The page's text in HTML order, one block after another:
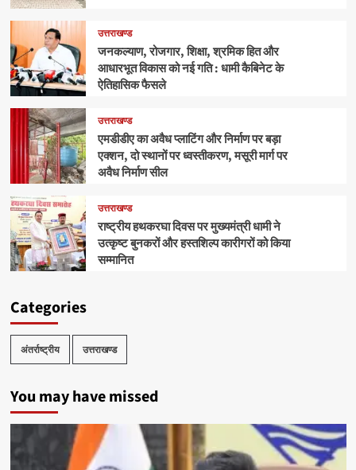
उत्तराखण्ड
जनकल्याण, रोजगार, शिक्षा, श्रमिक हित और
आधारभूत विकास को नई गति : धामी कैबिनेट के
ऐतिहासिक फैसले
उत्तराखण्ड
एमडीडीए का अवैध प्लाटिंग और निर्माण पर बड़ा
एक्शन, दो स्थानों पर ध्वस्तीकरण, मसूरी मार्ग पर
अवैध निर्माण सील
उत्तराखण्ड
राष्ट्रीय हथकरघा दिवस पर मुख्यमंत्री धामी ने
उत्कृष्ट बुनकरों और हस्तशिल्प कारीगरों को किया
सम्मानित
Categories
अंतर्राष्ट्रीय उत्तराखण्ड
You may have missed